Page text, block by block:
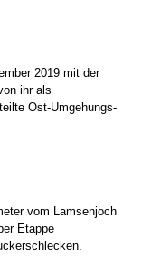
2019 mit der
ihr als
Ost-Umgehungs-
vom Lamsenjoch
Etappe